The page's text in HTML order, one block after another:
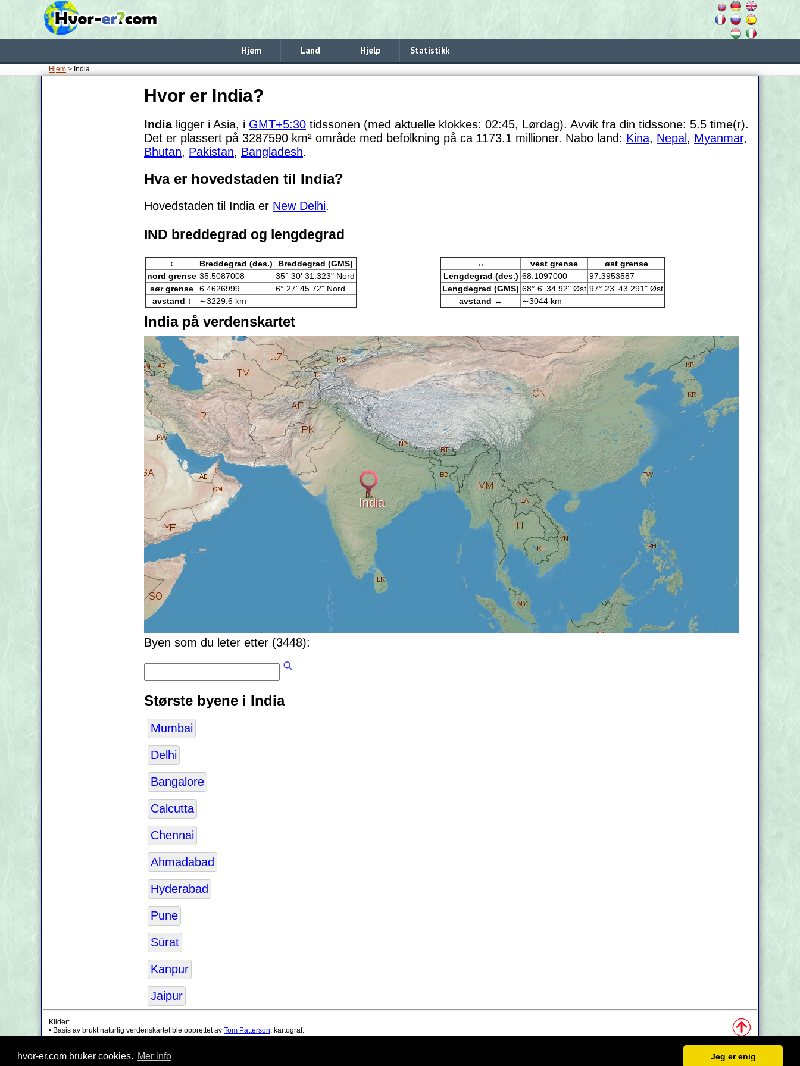
hvor-er.com bruker cookies. Mer info Jeg er enig
Hjem Land Hjelp Statistikk
Hjem > India
Hvor er India?
Indialigger i Asia, i GMT+5:30 tidssonen (med aktuelle klokkes: 02:45, Lørdag). Avvik fra din tidssone: 5.5 time(r).
Det er plassert på 3287590 km² område med befolkning på ca 1173.1 millioner. Nabo land: Kina, Nepal , Myanmar,
Bhutan, Pakistan, Bangladesh.
Hva er hovedstaden til India?
Hovedstaden til India er New Delhi.
IND breddegrad og lengdegrad
↕ Breddegrad (des.)
Breddegrad (GMS)
nord grense 35.5087008
35° 30' 31.323" Nord
sør grense
6.4626999
6° 27' 45.72" Nord
avstand ↕
∼3229.6 km
↔ vest grense
øst grense
Lengdegrad (des.) 68.1097000
97.3953587
Lengdegrad (GMS) 68° 6' 34.92" Øst 97° 23' 43.291" Øst
avstand ↔
∼3044 km
India på verdenskartet
India
Byen som du leter etter (3448):
Største byene i India
Mumbai
Delhi
Bangalore
Calcutta
Chennai
Ahmadabad
Hyderabad
Pune
Sūrat
Kanpur
Jaipur
Kilder:
• Basis av brukt naturlig verdenskartet ble opprettet av Tom Patterson, kartograf.